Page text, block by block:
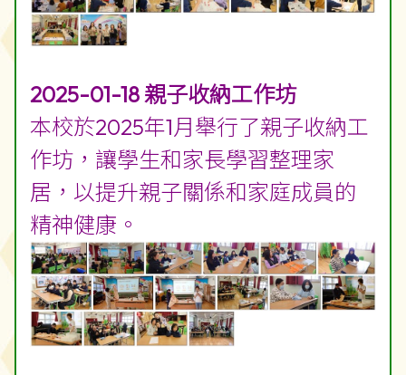
2025-01-18 親子收納工作坊
本校於2025年1月舉行了親子收納工
作坊，讓學生和家長學習整理家
居，以提升親子關係和家庭成員的
精神健康。